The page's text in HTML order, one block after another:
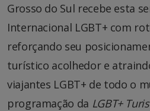
Grosso do Sul recebe esta
Internacional LGBT+ com
reforçando seu
turístico acolhedor e
viajantes LGBT+ de todo o
programação da LGBT+